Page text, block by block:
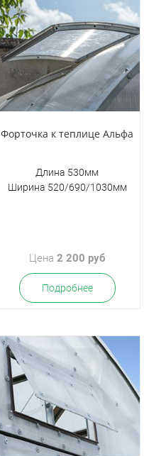
Форточка к теплице Альфа
Длина 530мм
Ширина 520/690/1030мм
Цена 2 200 руб
Подробнее